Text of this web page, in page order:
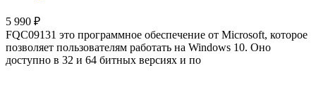
5 990 ₽
FQC09131 это программное обеспечение от Microsoft, которое
позволяет пользователям работать на Windows 10. Оно
доступно в 32 и 64 битных версиях и по